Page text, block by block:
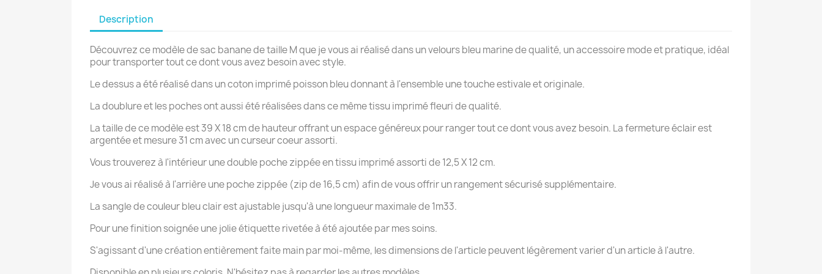
Description
Découvrez ce modèle de sac banane de taille M que je vous ai réalisé dans un velours bleu marine de qualité, un accessoire mode et pratique, idéal
pour transporter tout ce dont vous avez besoin avec style.
Le dessus a été réalisé dans un coton imprimé poisson bleu donnant à l'ensemble une touche estivale et originale.
La doublure et les poches ont aussi été réalisées dans ce même tissu imprimé fleuri de qualité.
La taille de ce modèle est 39 X 18 cm de hauteur offrant un espace généreux pour ranger tout ce dont vous avez besoin. La fermeture éclair est
argentée et mesure 31 cm avec un curseur coeur assorti.
Vous trouverez à l'intérieur une double poche zippée en tissu imprimé assorti de 12,5 X 12 cm.
Je vous ai réalisé à l'arrière une poche zippée (zip de 16,5 cm) afin de vous offrir un rangement sécurisé supplémentaire.
La sangle de couleur bleu clair est ajustable jusqu'à une longueur maximale de 1m33.
Pour une finition soignée une jolie étiquette rivetée à été ajoutée par mes soins.
S'agissant d'une création entièrement faite main par moi-même, les dimensions de l'article peuvent légèrement varier d'un article à l'autre.
Créer une liste d'envies ×